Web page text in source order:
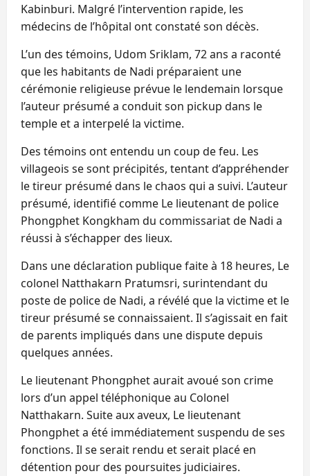
Kabinburi. Malgré l’intervention rapide, les
médecins de l’hôpital ont constaté son décès.
L’un des témoins, Udom Sriklam, 72 ans a raconté
que les habitants de Nadi préparaient une
cérémonie religieuse prévue le lendemain lorsque
l’auteur présumé a conduit son pickup dans le
temple et a interpelé la victime.
Des témoins ont entendu un coup de feu. Les
villageois se sont précipités, tentant d’appréhender
le tireur présumé dans le chaos qui a suivi. L’auteur
présumé, identifié comme Le lieutenant de police
Phongphet Kongkham du commissariat de Nadi a
réussi à s’échapper des lieux.
Dans une déclaration publique faite à 18 heures, Le
colonel Natthakarn Pratumsri, surintendant du
poste de police de Nadi, a révélé que la victime et le
tireur présumé se connaissaient. Il s’agissait en fait
de parents impliqués dans une dispute depuis
quelques années.
Le lieutenant Phongphet aurait avoué son crime
lors d’un appel téléphonique au Colonel
Natthakarn. Suite aux aveux, Le lieutenant
Phongphet a été immédiatement suspendu de ses
fonctions. Il se serait rendu et serait placé en
détention pour des poursuites judiciaires.